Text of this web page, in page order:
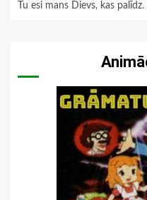
Tu esi mans Dievs, kas